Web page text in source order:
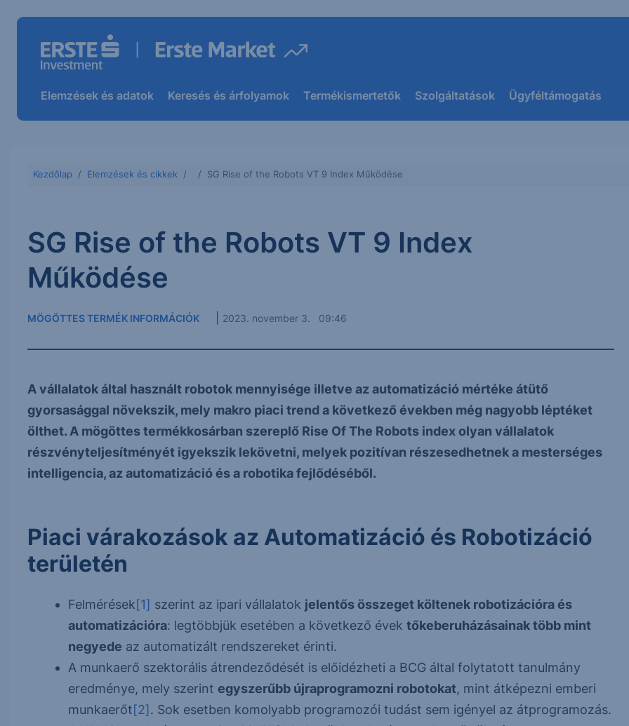
Elemzések és adatok Keresés és árfolyamok Termékismertetők Szolgáltatások Ügyféltámogatás
Kezdőlap Elemzések és cikkek SG Rise of the Robots VT 9 Index Működése
SG Rise of the Robots VT 9 Index
Működése
MÖGÖTTES TERMÉK INFORMÁCIÓK 2023. november 3. 09:46
A vállalatok által használt robotok mennyisége illetve az automatizáció mértéke átütő
gyorsasággal növekszik, mely makro piaci trend a következő években még nagyobb léptéket
ölthet. A mögöttes termékkosárban szereplő Rise Of The Robots index olyan vállalatok
részvényteljesítményét igyekszik lekövetni, melyek pozitívan részesedhetnek a mesterséges
intelligencia, az automatizáció és a robotika fejlődéséből.
Piaci várakozások az Automatizáció és Robotizáció
területén
Felmérések[1] szerint az ipari vállalatok jelentős összeget költenek robotizációra és
automatizációra: legtöbbjük esetében a következő évek tőkeberuházásainak több mint
negyede az automatizált rendszereket érinti.
A munkaerő szektorális átrendeződését is előidézheti a BCG által folytatott tanulmány
eredménye, mely szerint egyszerűbb újraprogramozni robotokat, mint átképezni emberi
munkaerőt[2]. Sok esetben komolyabb programozói tudást sem igényel az átprogramozás.